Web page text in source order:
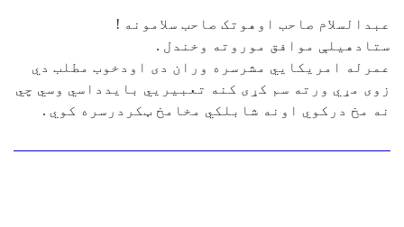
عبدالسلام صاحب اوهوتک صاحب سلامونه !
ستادهيلې موافق موروته وخندل .
عمرله امريکايي مشرسره وران دی اودخوب مطلب دي
زوی مړي ورته سم کړی کنه تعبيريي بايدداسي وسي چي
نه مخ درکوي اونه شابلکي مخامخ ټکردرسره کوي .